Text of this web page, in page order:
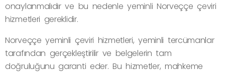
onaylanmalıdır ve bu nedenle yeminli Norveççe çeviri
hizmetleri gereklidir.
Norveççe yeminli çeviri hizmetleri, yeminli tercümanlar
tarafından gerçekleştirilir ve belgelerin tam
doğruluğunu garanti eder. Bu hizmetler, mahkeme